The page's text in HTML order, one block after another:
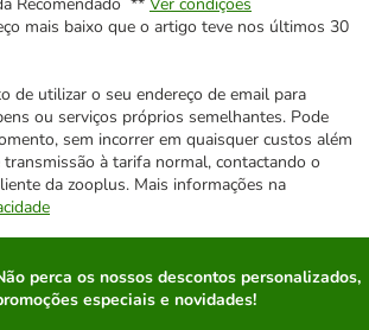
mais baixo que o artigo teve nos últimos 30
de utilizar o seu endereço de email para
ou serviços próprios semelhantes. Pode
sem incorrer em quaisquer custos além
à tarifa normal, contactando o
da zooplus. Mais informações na
perca os nossos descontos personalizados,
especiais e novidades!